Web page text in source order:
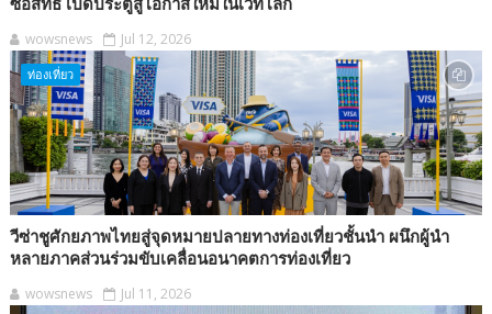
ซื้อสิทธิ เปิดประตูสู่โอกาสใหม่ในเวทีโลก
wowsnews Jul 12, 2026
ท่องเที่ยว
วีซ่าชูศักยภาพไทยสู่จุดหมายปลายทางท่องเที่ยวชั้นนำ ผนึกผู้นำ
หลายภาคส่วนร่วมขับเคลื่อนอนาคตการท่องเที่ยว
wowsnews Jul 11, 2026